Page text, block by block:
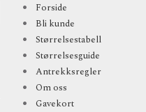
Forside
Bli kunde
Størrelsestabell
Størrelsesguide
Antrekksregler
Om oss
Gavekort